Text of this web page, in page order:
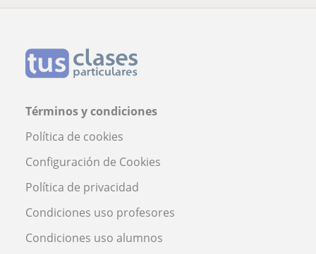
Términos y condiciones
Política de cookies
Configuración de Cookies
Política de privacidad
Condiciones uso profesores
Condiciones uso alumnos